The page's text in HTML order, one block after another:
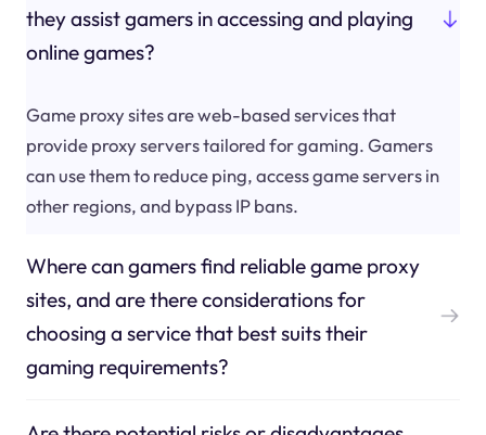
they assist gamers in accessing and playing
online games?
Game proxy sites are web-based services that
provide proxy servers tailored for gaming. Gamers
can use them to reduce ping, access game servers in
other regions, and bypass IP bans.
Where can gamers find reliable game proxy
sites, and are there considerations for
choosing a service that best suits their
gaming requirements?